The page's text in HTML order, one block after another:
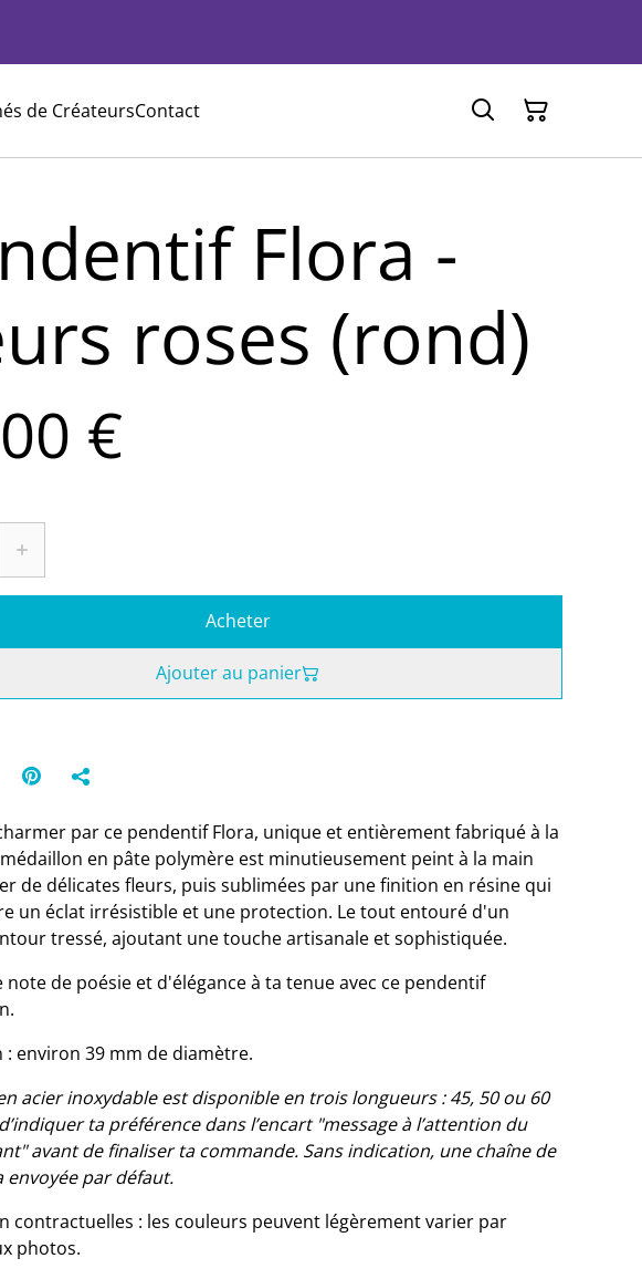
de CréateursContact
Flora -
roses (rond)
€
Acheter
Ajouter au panier
par ce pendentif Flora, unique et entièrement fabriqué à la
en pâte polymère est minutieusement peint à la main
de délicates fleurs, puis sublimées par une finition en résine qui
un éclat irrésistible et une protection. Le tout entouré d'un
tressé, ajoutant une touche artisanale et sophistiquée.
note de poésie et d'élégance à ta tenue avec ce pendentif
: environ 39 mm de diamètre.
acier inoxydable est disponible en trois longueurs : 45, 50 ou 60
ta préférence dans l’encart "message à l’attention du
avant de finaliser ta commande. Sans indication, une chaîne de
envoyée par défaut.
contractuelles : les couleurs peuvent légèrement varier par
photos.